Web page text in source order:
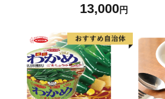
惣菜 和食 信州産ホエー豚 柔
13,000円
ト カ
お昼
醤油